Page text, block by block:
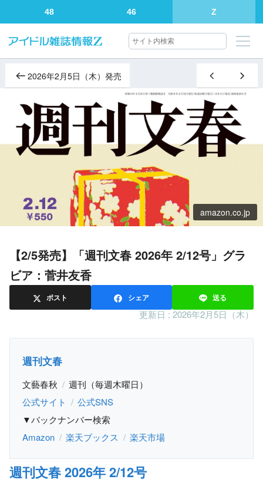
48 46 Z
2026年2月5日（木）発売
amazon.co.jp
【2/5発売】「週刊文春 2026年 2/12号」グラ
ビア：菅井友香
ポスト シェア 送る
更新日 : 2026年2月5日（木）
週刊文春
文藝春秋
週刊（毎週木曜日）
公式サイト
公式SNS
▼バックナンバー検索
Amazon
楽天ブックス 楽天市場
週刊文春 2026年 2/12号